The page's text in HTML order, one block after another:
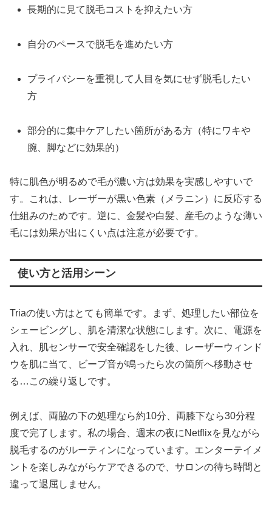
長期的に見て脱毛コストを抑えたい方
自分のペースで脱毛を進めたい方
プライバシーを重視して人目を気にせず脱毛したい
方
部分的に集中ケアしたい箇所がある方（特にワキや
腕、脚などに効果的）
特に肌色が明るめで毛が濃い方は効果を実感しやすいで
す。これは、レーザーが黒い色素（メラニン）に反応する
仕組みのためです。逆に、金髪や白髪、産毛のような薄い
毛には効果が出にくい点は注意が必要です。
使い方と活用シーン
Triaの使い方はとても簡単です。まず、処理したい部位を
シェービングし、肌を清潔な状態にします。次に、電源を
入れ、肌センサーで安全確認をした後、レーザーウィンド
ウを肌に当て、ビープ音が鳴ったら次の箇所へ移動させ
る…この繰り返しです。
例えば、両脇の下の処理なら約10分、両膝下なら30分程
度で完了します。私の場合、週末の夜にNetflixを見ながら
脱毛するのがルーティンになっています。エンターテイメ
ントを楽しみながらケアできるので、サロンの待ち時間と
違って退屈しません。